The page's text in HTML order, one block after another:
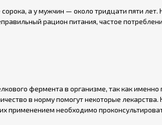
а у мужчин — около тридцати пяти
рацион питания, частое
фермента в организме, так как
в норму помогут некоторые
применением необходимо